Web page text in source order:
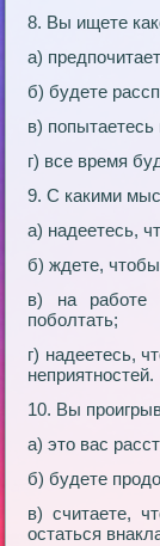
8. Вы ищете
а)
б) будете
в) попытаетесь
г) все время
9. С какими
а) надеетесь,
б) ждете,
в) на работе
поболтать;
г) надеетесь,
неприятностей.
10. Вы
а) это вас
б) будете
в) считаете,
остаться